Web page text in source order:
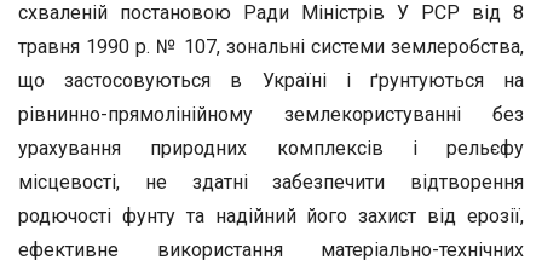
схваленій постановою Ради Міністрів У PCP від 8
травня 1990 р. № 107, зональні системи землеробства,
що застосо­вуються в Україні і ґрунтуються на
рівнинно-прямолінійному зем­лекористуванні без
урахування природних комплексів і рельєфу
місцевості, не здатні забезпечити відтворення
родючості фунту та надійний його захист від ерозії,
ефективне використання матері­ально-технічних